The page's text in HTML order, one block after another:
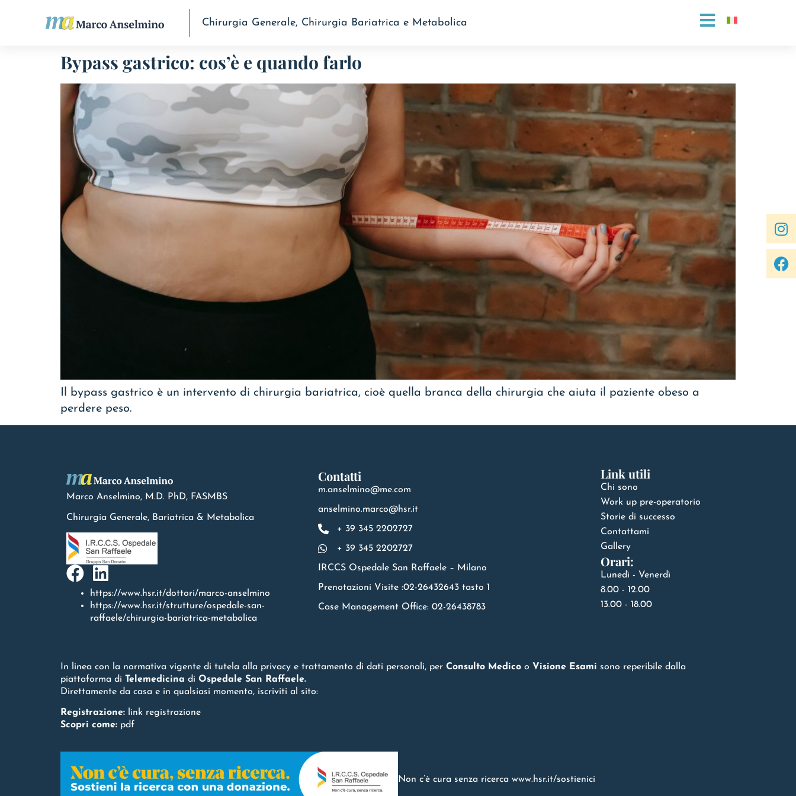
Chirurgia Generale, Chirurgia Bariatrica e Metabolica
Bypass gastrico: cos’è e quando farlo
Il bypass gastrico è un intervento di chirurgia bariatrica, cioè quella branca della chirurgia che aiuta il paziente obeso a
perdere peso.
Marco Anselmino, M.D. PhD, FASMBS
Chirurgia Generale, Bariatrica & Metabolica
https://www.hsr.it/dottori/marco-anselmino
https://www.hsr.it/strutture/ospedale-san-
raffaele/chirurgia-bariatrica-metabolica
Contatti
m.anselmino@me.com
anselmino.marco@hsr.it
+ 39 345 2202727
+ 39 345 2202727
IRCCS Ospedale San Raffaele – Milano
Prenotazioni Visite :02-26432643 tasto 1
Case Management Office: 02-26438783
Link utili
Chi sono
Work up pre-operatorio
Storie di successo
Contattami
Gallery
Orari:
Lunedì - Venerdì
8.00 - 12.00
13.00 - 18.00
In linea con la normativa vigente di tutela alla privacy e trattamento di dati personali, per Consulto Medico o Visione Esami sono reperibile dalla
piattaforma di Telemedicina di Ospedale San Raffaele.
Direttamente da casa e in qualsiasi momento, iscriviti al sito:
Registrazione:
link registrazione
Scopri come: pdf
Non c’è cura senza ricerca www.hsr.it/sostienici